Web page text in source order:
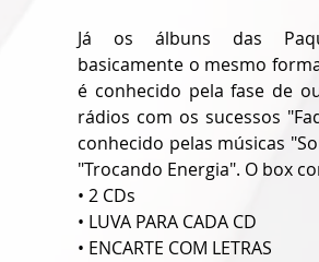
Já os álbuns das
basicamente o mesmo
é conhecido pela fase de
rádios com os sucessos
conhecido pelas músicas
"Trocando Energia". O box
• 2 CDs
• LUVA PARA CADA CD
• ENCARTE COM LETRAS